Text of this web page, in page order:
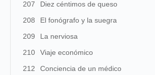
207
Diez céntimos de queso
208
El fonógrafo y la suegra
209
La nerviosa
210
Viaje económico
212
Conciencia de un médico